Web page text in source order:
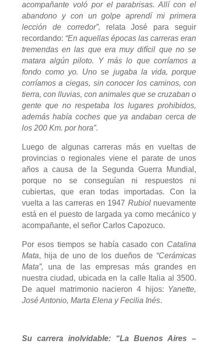
acompañante voló por el parabrisas. Allí con el
abandono y con un golpe aprendí mi primera
lección de corredor”, relata José para seguir
recordando: “En aquellas épocas las carreras eran
tremendas en las que era muy difícil que no se
matara algún piloto. Y más lo que corríamos a
fondo como yo. Uno se jugaba la vida, porque
corríamos a ciegas, sin conocer los caminos, con
tierra, con lluvias, con animales que se cruzaban o
gente que no respetaba los lugares prohibidos,
además había coches que ya andaban cerca de
los 200 Km. por hora”.
Luego de algunas carreras más en vueltas de
provincias o regionales viene el parate de unos
años a causa de la Segunda Guerra Mundial,
porque no se conseguían ni respuestos ni
cubiertas, que eran todas importadas. Con la
vuelta a las carreras en 1947 Rubiolnuevamente
está en el puesto de largada ya como mecánico y
acompañante, el señor Carlos Capozuco.
Por esos tiempos se había casado con Catalina
Mata, hija de uno de los dueños de “Cerámicas
Mata”, una de las empresas más grandes en
nuestra ciudad, ubicada en la calle Italia al 3500.
De aquel matrimonio nacieron 4 hijos:
Yanette,
José Antonio, Marta Elena y Fecilia Inés.
Su carrera inolvidable: “La Buenos Aires –